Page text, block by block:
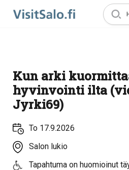
Kun arki
hyvinvointi ilta
Jyrki69)
To 17.9.2026
Salon lukio
Tapahtuma on huomioinut